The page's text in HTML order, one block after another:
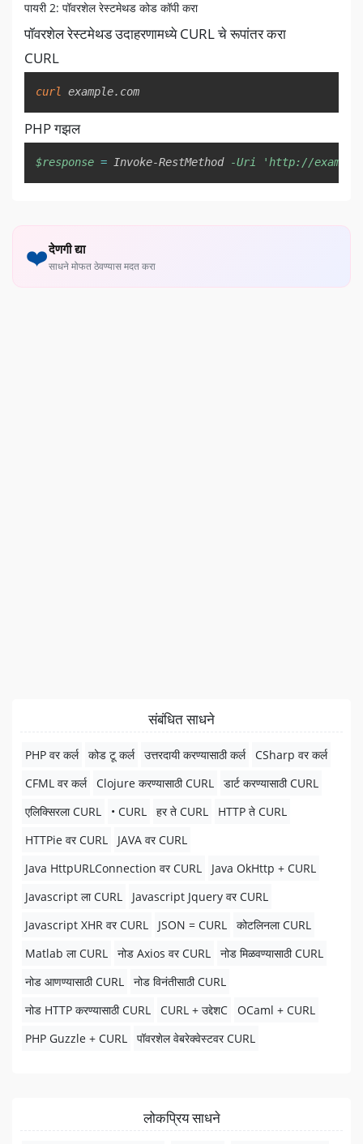
पायरी 2: पॉवरशेल रेस्टमेथड कोड कॉपी करा
पॉवरशेल रेस्टमेथड उदाहरणामध्ये CURL चे रूपांतर करा
CURL
curl example.com
PHP गझल
$response = Invoke-RestMethod -Uri 'http:// Copy
❤️देणगी द्या
साधने मोफत ठेवण्यास मदत करा
संबंधित साधने
PHP वर कर्ल कोड टू कर्ल उत्तरदायी करण्यासाठी कर्ल
CSharp वर कर्ल
CFML वर कर्ल
Clojure करण्यासाठी CURL
डार्ट करण्यासाठी CURL
एलिक्सिरला CURL
• CURL हर ते CURL
HTTP ते CURL
HTTPie वर CURL
JAVA वर CURL
Java HttpURLConnection वर CURL
Java OkHttp + CURL
Javascript ला CURL
Javascript Jquery वर CURL
Javascript XHR वर CURL
JSON = CURL
कोटलिनला CURL
Matlab ला CURL
नोड Axios वर CURL
नोड मिळवण्यासाठी CURL
नोड आणण्यासाठी CURL
नोड विनंतीसाठी CURL
नोड HTTP करण्यासाठी CURL
CURL + उद्देशC
OCaml + CURL
PHP Guzzle + CURL
पॉवरशेल वेबरेक्वेस्टवर CURL
लोकप्रिय साधने